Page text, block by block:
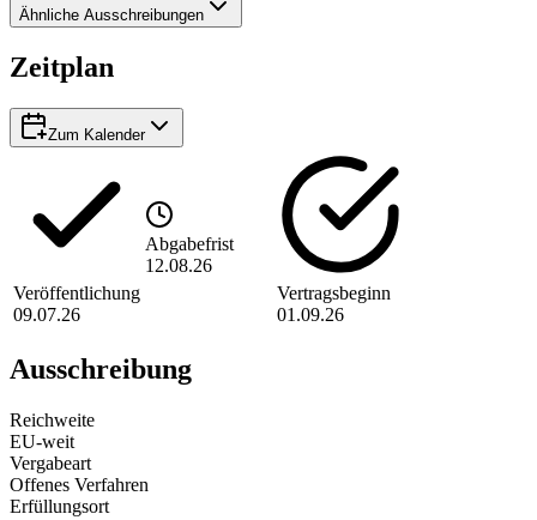
Ähnliche Ausschreibungen
Zeitplan
Zum Kalender
Veröffentlichung
09.07.26
Abgabefrist
12.08.26
Vertragsbeginn
01.09.26
Ausschreibung
Reichweite
EU-weit
Vergabeart
Offenes Verfahren
Erfüllungsort